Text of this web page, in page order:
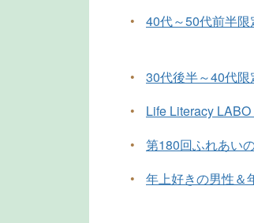
•
40代～50代前半
•
30代後半～40代
•
Life Literacy
•
第180回ふれあい
•
年上好きの男性＆